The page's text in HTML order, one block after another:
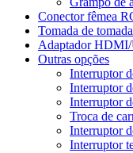
Conector fêmea
Tomada de
Adaptador
Outras opções
Interruptor
Interruptor
Interruptor
Troca de
Interruptor
Interruptor